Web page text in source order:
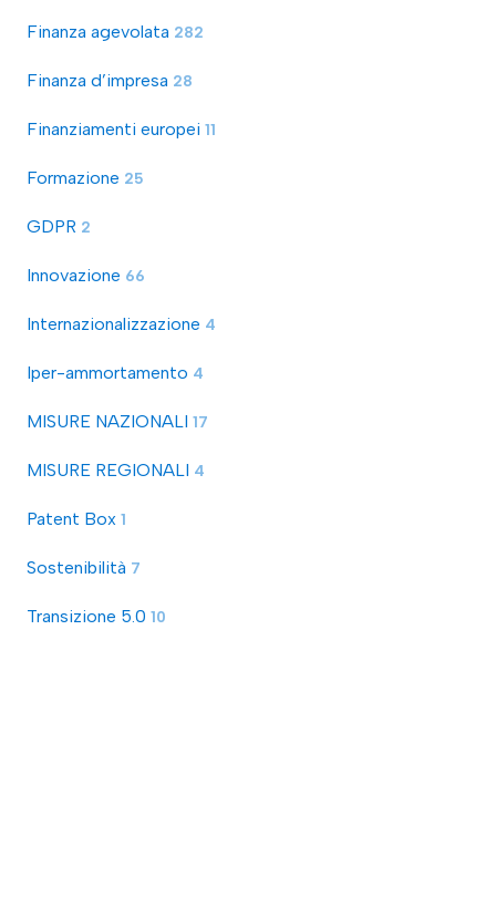
Finanza agevolata 282
Finanza d’impresa 28
Finanziamenti europei 11
Formazione 25
GDPR 2
Innovazione 66
Internazionalizzazione 4
Iper-ammortamento 4
MISURE NAZIONALI 17
MISURE REGIONALI 4
Patent Box 1
Sostenibilità 7
Transizione 5.0 10